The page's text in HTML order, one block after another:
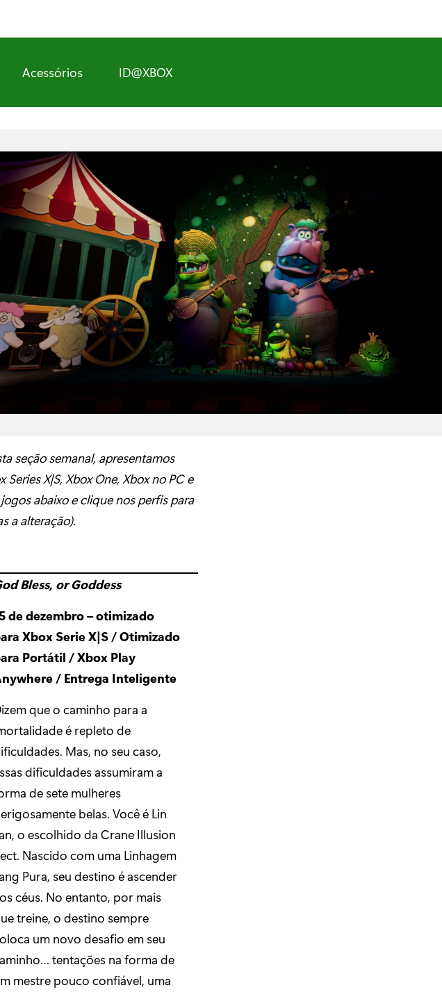
Acessórios ID@XBOX
seção semanal, apresentamos
X|S, Xbox One, Xbox no PC e
abaixo e clique nos perfis para
a alteração).
Bless, or Goddess
de dezembro – otimizado
Xbox Serie X|S / Otimizado
Portátil / Xbox Play
/ Entrega Inteligente
que o caminho para a
é repleto de
Mas, no seu caso,
dificuldades assumiram a
de sete mulheres
belas. Você é Lin
o escolhido da Crane Illusion
Nascido com uma Linhagem
Pura, seu destino é ascender
céus. No entanto, por mais
treine, o destino sempre
um novo desafio em seu
tentações na forma de
mestre pouco confiável, uma